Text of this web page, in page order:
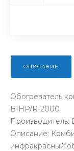
ОПИСАНИЕ
Обогреватель
BIHP/R-2000
Производитель:
Описание:
инфракрасный